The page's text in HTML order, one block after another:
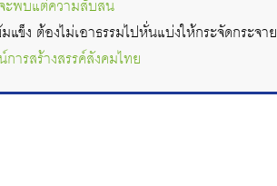
ะพบแต่ความสับสน
แข็ง ต้องไม่เอาธรรมไปหั่นแบ่งให้กระจัดกระจาย
ารสร้างสรรค์สังคมไทย